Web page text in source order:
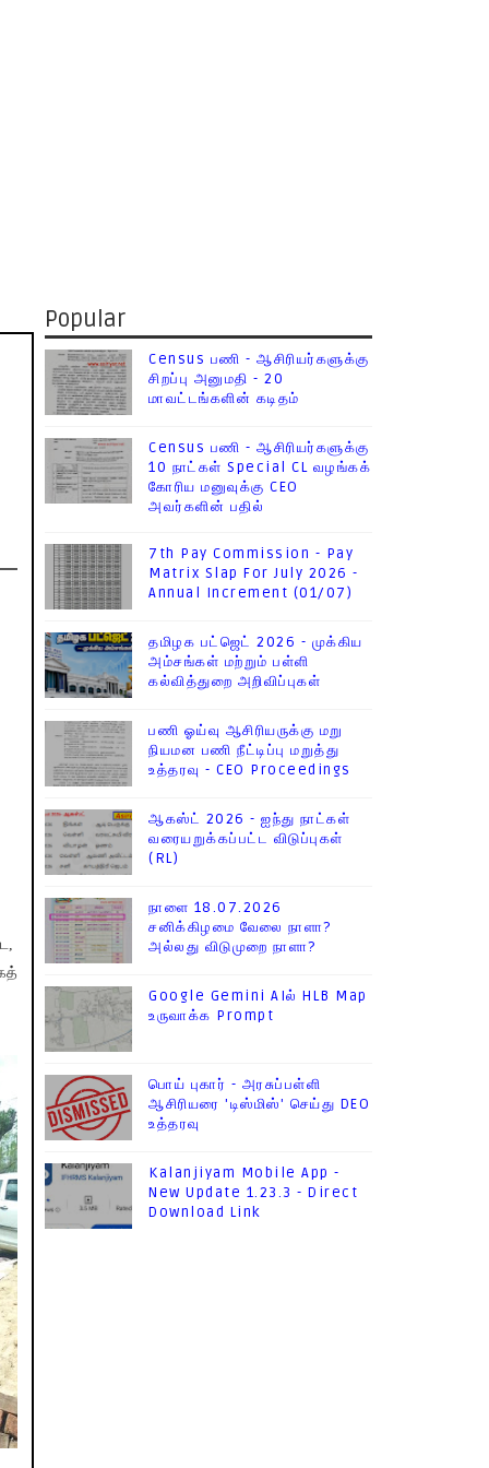
Popular
Census பணி - ஆசிரியர்களுக்கு
சிறப்பு அனுமதி - 20
மாவட்டங்களின் கடிதம்
Census பணி - ஆசிரியர்களுக்கு
10 நாட்கள் Special CL வழங்கக்
கோரிய மனுவுக்கு CEO
அவர்களின் பதில்
7th Pay Commission - Pay
Matrix Slap For July 2026 -
Annual Increment (01/07)
தமிழக பட்ஜெட் 2026 - முக்கிய
அம்சங்கள் மற்றும் பள்ளி
கல்வித்துறை அறிவிப்புகள்
பணி ஓய்வு ஆசிரியருக்கு மறு
நியமன பணி நீட்டிப்பு மறுத்து
உத்தரவு - CEO Proceedings
ஆகஸ்ட் 2026 - ஐந்து நாட்கள்
வரையறுக்கப்பட்ட விடுப்புகள்
(RL)
நாளை 18.07.2026
சனிக்கிழமை வேலை நாளா?
அல்லது விடுமுறை நாளா?
Google Gemini AIல் HLB Map
உருவாக்க Prompt
பொய் புகார் - அரசுப்பள்ளி
ஆசிரியரை 'டிஸ்மிஸ்' செய்து DEO
உத்தரவு
Kalanjiyam Mobile App -
New Update 1.23.3 - Direct
Download Link